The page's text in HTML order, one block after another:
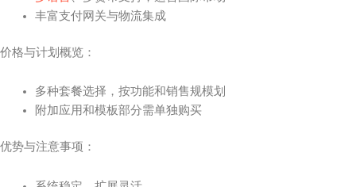
丰富支付网关与物流集成
价格与计划概览：
多种套餐选择，按功能和销售规模划
附加应用和模板部分需单独购买
优势与注意事项：